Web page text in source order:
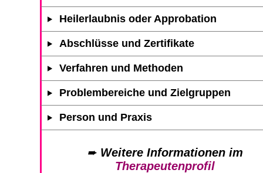
Heilerlaubnis oder Approbation
Abschlüsse und Zertifikate
Verfahren und Methoden
Problembereiche und Zielgruppen
Person und Praxis
➨ Weitere Informationen im
Therapeutenprofil